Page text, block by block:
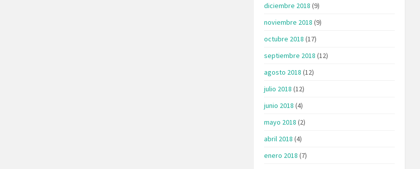
diciembre 2018 (9)
noviembre 2018 (9)
octubre 2018 (17)
septiembre 2018 (12)
agosto 2018 (12)
julio 2018 (12)
junio 2018 (4)
mayo 2018 (2)
abril 2018 (4)
enero 2018 (7)